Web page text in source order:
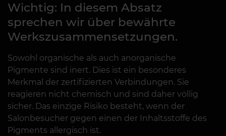
Wichtig: In diesem Absatz
sprechen wir über bewährte
Werkszusammensetzungen.
Sowohl organische als auch anorganische
Pigmente sind inert. Dies ist ein besonderes
Merkmal der zertifizierten Verbindungen. Sie
reagieren nicht chemisch und sind daher völlig
sicher. Das einzige Risiko besteht, wenn der
Salonbesucher gegen einen der Inhaltsstoffe des
Pigments allergisch ist.